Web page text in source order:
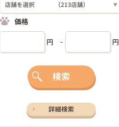
店舗を選択 （213店舗） ▼
価格
円 円
検索
詳細検索